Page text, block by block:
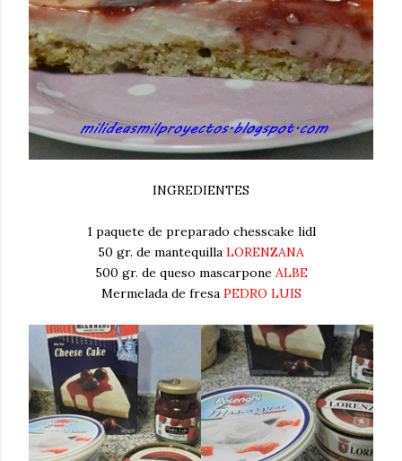
INGREDIENTES
1 paquete de preparado chesscake lidl
50 gr. de mantequilla LORENZANA
500 gr. de queso mascarpone ALBE
Mermelada de fresa PEDRO LUIS